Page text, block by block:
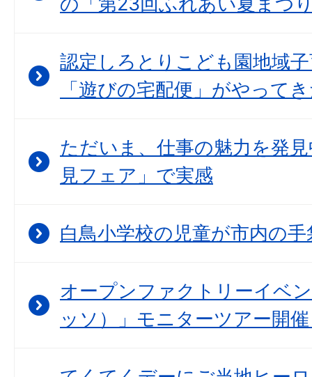
認定しろとりこども園地域
「遊びの宅配便」がやって
ただいま、仕事の魅力を発
見フェア」で実感
白鳥小学校の児童が市内の
オープンファクトリーイベ
ッソ）」モニターツアー開